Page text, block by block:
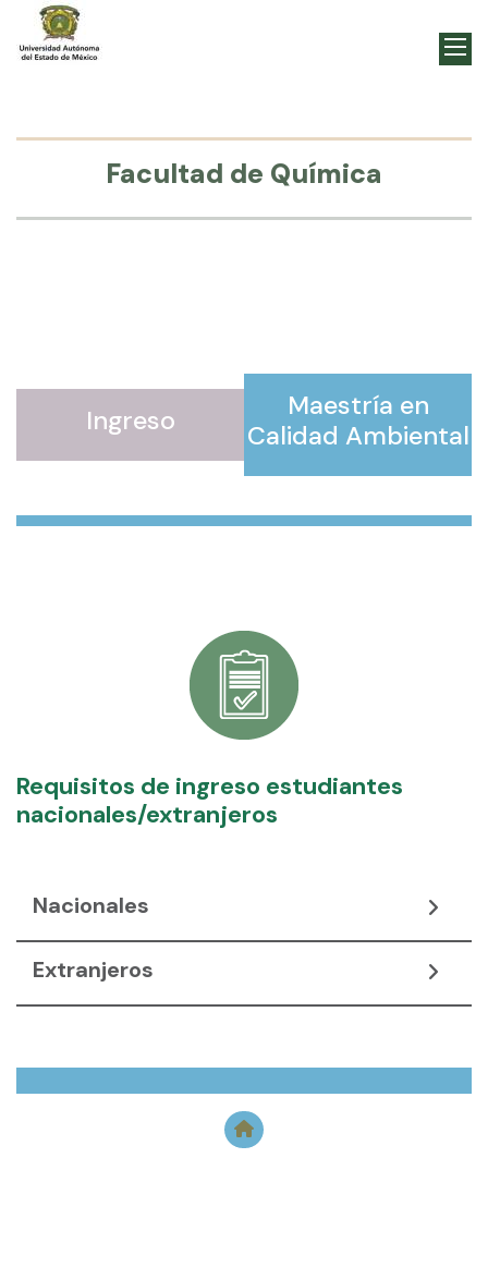
Facultad de Química
Ingreso
Maestría en
Calidad Ambiental
Requisitos de ingreso estudiantes
nacionales/extranjeros
Nacionales
Extranjeros